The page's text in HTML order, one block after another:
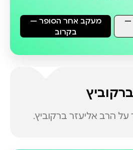
מעקב אחר הסופר —
בקרוב
—
על הרב אליעזר ברקוביץ.